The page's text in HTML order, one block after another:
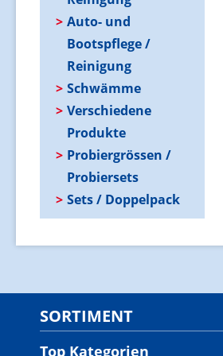
Auto- und
Bootspflege /
Reinigung
Schwämme
Verschiedene
Produkte
Probiergrössen /
Probiersets
Sets / Doppelpack
SORTIMENT
Top Kategorien